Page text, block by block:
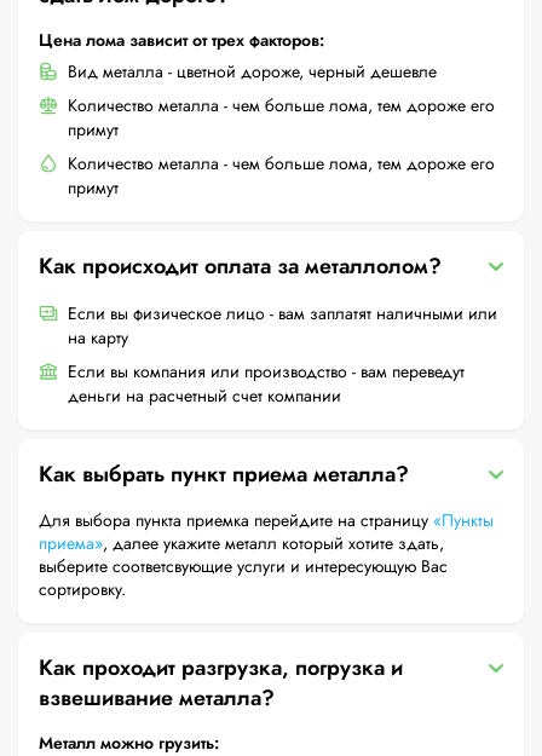
Цена лома зависит от трех факторов:
Вид металла - цветной дороже, черный дешевле
Количество металла - чем больше лома, тем дороже его
примут
Количество металла - чем больше лома, тем дороже его
примут
Как происходит оплата за металлолом?
Если вы физическое лицо - вам заплатят наличными или
на карту
Если вы компания или производство - вам переведут
деньги на расчетный счет компании
Как выбрать пункт приема металла?
Для выбора пункта приемка перейдите на страницу «Пункты
приема», далее укажите металл который хотите здать,
выберите соответсвующие услуги и интересующую Вас
сортировку.
Как проходит разгрузка, погрузка и
взвешивание металла?
Металл можно грузить: